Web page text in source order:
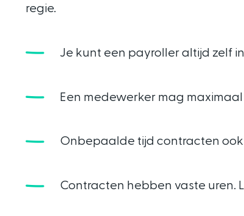
regie.
Je kunt een payroller altijd zelf
Een medewerker mag
Onbepaalde tijd contracten
Contracten hebben vaste uren.